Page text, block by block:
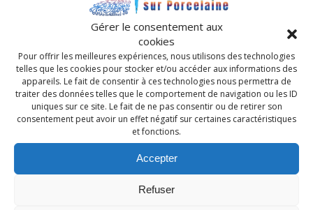
Gérer le consentement aux
cookies
Pour offrir les meilleures expériences, nous utilisons des technologies
telles que les cookies pour stocker et/ou accéder aux informations des
appareils. Le fait de consentir à ces technologies nous permettra de
traiter des données telles que le comportement de navigation ou les ID
uniques sur ce site. Le fait de ne pas consentir ou de retirer son
consentement peut avoir un effet négatif sur certaines caractéristiques
et fonctions.
Accepter
Refuser
Navigation
de
l’article
Précédent :
Article
précédent :
REPRISE DES COURS
2023
Suivant :
Article
suivant :
STAGE TECHNIQUE
« LUSTRE EN
PORCELAINE »
Articles Récents
Rentrée 2025/2026 « Peinture sur porcelaine »,